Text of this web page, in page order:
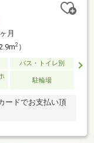
月
2）
バス・トイレ別
駐輪場
ードでお支払い頂